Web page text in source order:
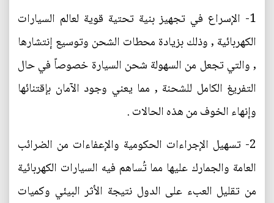
1- الإسراع في تجهيز بنية تحتية قوية لعالم السيارات
الكهربائية , وذلك بزيادة محطات الشحن وتوسيع إنتشارها
, والتي تجعل من السهولة شحن السيارة خصوصاً في حال
التفريغ الكامل للشحنة , مما يعني وجود الآمان بإقتنائها
وإنهاء الخوف من هذه الحالات .
2- تسهيل الإجراءات الحكومية والإعفاءات من الضرائب
العامة والجمارك عليها مما تُساهم فيه السيارات الكهربائية
من تقليل العبء على الدول نتيجة الأثر البيئي وكميات